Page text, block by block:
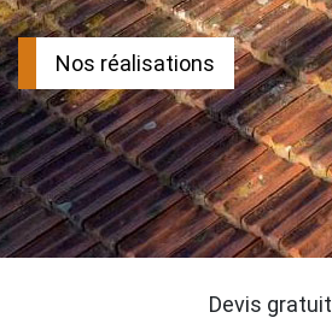
Nos réalisations
Devis gratuit